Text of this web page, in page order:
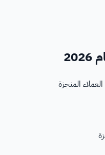
المنجزة